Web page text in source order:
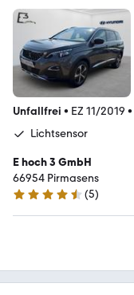
Unfallfrei • EZ 11/2019 •
Lichtsensor
E hoch 3 GmbH
66954 Pirmasens
4.7 Sterne
(5)